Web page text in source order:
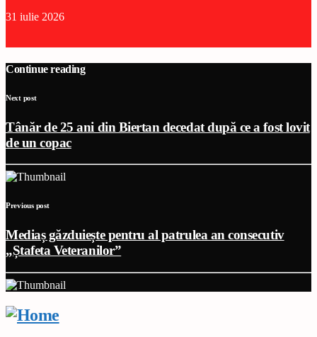
31 iulie 2026
Continue reading
Next post
Tânăr de 25 ani din Biertan decedat după ce a fost lovit
de un copac
Previous post
Mediaș găzduiește pentru al patrulea an consecutiv
„Ștafeta Veteranilor”